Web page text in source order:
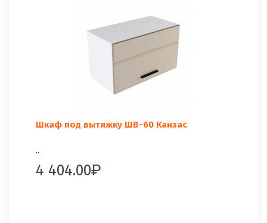
Шкаф под вытяжку ШВ-60 Канзас
..
4 404.00